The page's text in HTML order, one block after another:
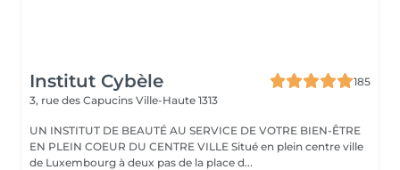
Institut Cybèle
185
3, rue des Capucins Ville-Haute 1313
UN INSTITUT DE BEAUTÉ AU SERVICE DE VOTRE BIEN-ÊTRE
EN PLEIN COEUR DU CENTRE VILLE Situé en plein centre ville
de Luxembourg à deux pas de la place d...